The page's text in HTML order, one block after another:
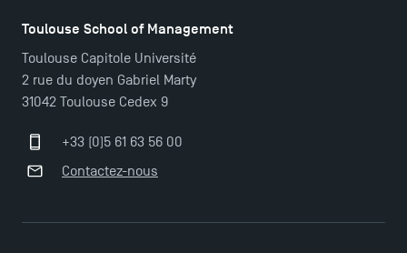
Toulouse School of Management
Toulouse Capitole Université
2 rue du doyen Gabriel Marty
31042 Toulouse Cedex 9
+33 (0)5 61 63 56 00
Contactez-nous